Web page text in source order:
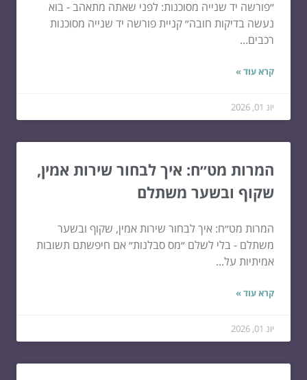
״פורשה יד שנייה מסוכנות: לפני שאתה מתאהב - בוא
נעשה בדיקות חובה״ קניית פורשה יד שנייה מסוכנות
רכבים...
קרא עוד »
יונ 01, 2026
המרות מט״ח: איך לבחור שירות אמין,
שקוף ובשער משתלם
המרות מט״ח: איך לבחור שירות אמין, שקוף ובשער
משתלם - בלי לשלם ״מס סבלנות״ אם חיפשתם תשובות
אמיתיות על...
קרא עוד »
יונ 01, 2026